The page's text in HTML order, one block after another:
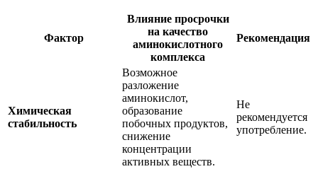
Фактор
Влияние просрочки
на качество
аминокислотного
комплекса
Рекомендация
Химическая
стабильность
Возможное
разложение
аминокислот,
образование
побочных продуктов,
снижение
концентрации
активных веществ.
Не
рекомендуется
употребление.